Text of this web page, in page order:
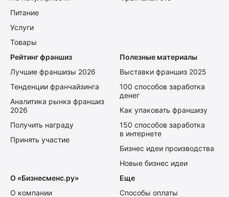
Питание
Услуги
Товары
Рейтинг франшиз
Лучшие франшизы 2026
Тенденции франчайзинга
Аналитика рынка франшиз
2026
Получить награду
Принять участие
Полезные материалы
Выставки франшиз 2025
100 способов заработка
денег
Как упаковать франшизу
150 способов заработка
в интернете
Бизнес идеи производства
Новые бизнес идеи
О «Бизнесменс.ру»
О компании
Еще
Способы оплаты